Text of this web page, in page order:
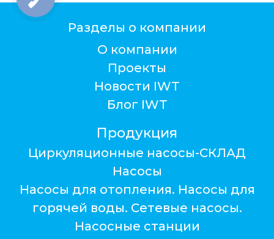
Разделы о компании
О компании
Проекты
Новости IWT
Блог IWT
Продукция
Циркуляционные насосы-СКЛАД
Насосы
Насосы для отопления. Насосы для
горячей воды. Сетевые насосы.
Насосные станции